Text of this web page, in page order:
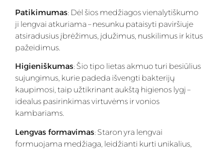
Patikimumas: Dėl šios medžiagos vienalytiškumo
ji lengvai atkuriama – nesunku pataisyti paviršiuje
atsiradusius įbrėžimus, įdužimus, nuskilimus ir kitus
pažeidimus.
Higieniškumas: Šio tipo lietas akmuo turi besiūlius
sujungimus, kurie padeda išvengti bakterijų
kaupimosi, taip užtikrinant aukštą higienos lygį –
idealus pasirinkimas virtuvėms ir vonios
kambariams.
Lengvas formavimas: Staron yra lengvai
formuojama medžiaga, leidžianti kurti unikalius,